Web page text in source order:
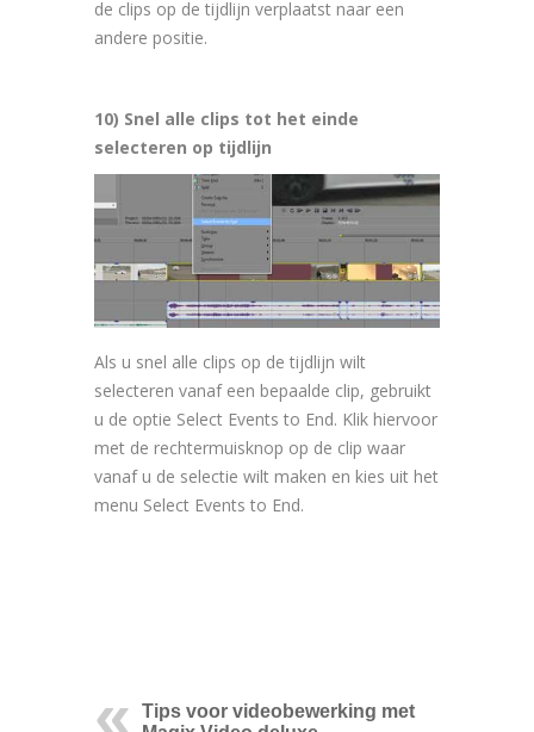
de clips op de tijdlijn verplaatst naar een
andere positie.
10) Snel alle clips tot het einde
selecteren op tijdlijn
Als u snel alle clips op de tijdlijn wilt
selecteren vanaf een bepaalde clip, gebruikt
u de optie Select Events to End. Klik hiervoor
met de rechtermuisknop op de clip waar
vanaf u de selectie wilt maken en kies uit het
menu Select Events to End.
Tips voor videobewerking met